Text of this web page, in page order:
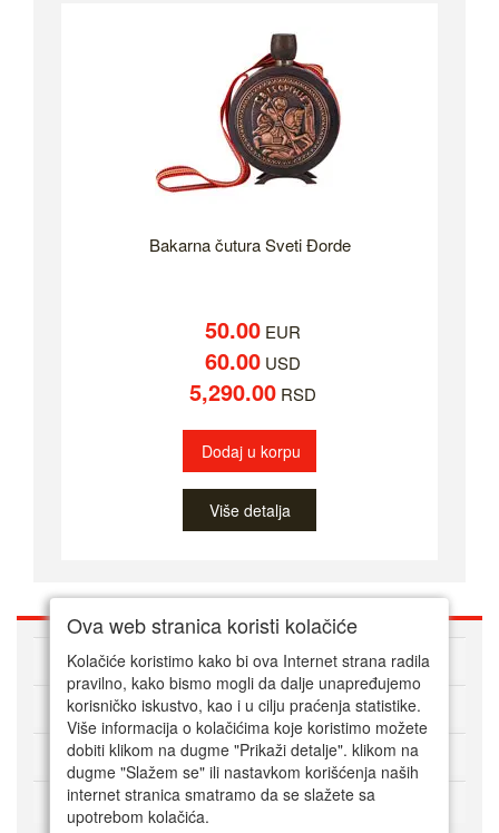
Bakarna čutura Sveti Đorde
50.00EUR
60.00USD
5,290.00RSD
Dodaj u korpu
Više detalja
O nama
Kako kupovati online
Korisnički servis
Način plaćanja
Ova web stranica koristi kolačiće
Kolačiće koristimo kako bi ova Internet strana radila
pravilno, kako bismo mogli da dalje unapređujemo
korisničko iskustvo, kao i u cilju praćenja statistike.
Više informacija o kolačićima koje koristimo možete
dobiti klikom na dugme "Prikaži detalje". klikom na
dugme "Slažem se" ili nastavkom korišćenja naših
internet stranica smatramo da se slažete sa
upotrebom kolačića.